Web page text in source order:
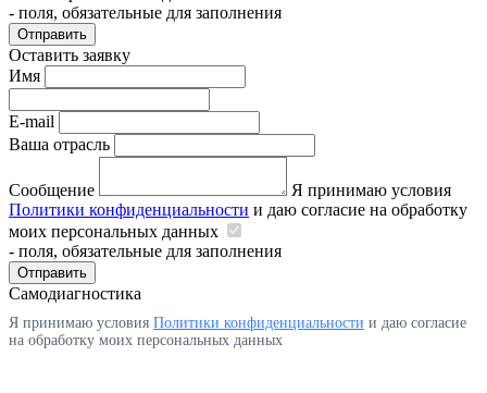
- поля, обязательные для заполнения
Отправить
Оставить заявку
Имя
E-mail
Ваша отрасль
Сообщение
Я принимаю условия
Политики конфиденциальности и даю согласие на обработку
моих персональных данных
- поля, обязательные для заполнения
Отправить
Самодиагностика
Я принимаю условия Политики конфиденциальности и даю согласие
на обработку моих персональных данных